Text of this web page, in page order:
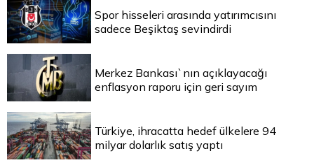
Spor hisseleri arasında yatırımcısını
sadece Beşiktaş sevindirdi
Merkez Bankası`nın açıklayacağı
enflasyon raporu için geri sayım
Türkiye, ihracatta hedef ülkelere 94
milyar dolarlık satış yaptı